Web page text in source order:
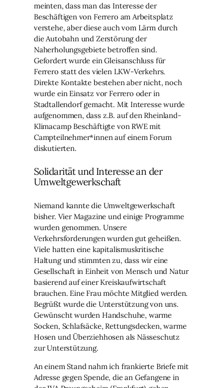
meinten, dass man das Interesse der
Beschäftigen von Ferrero am Arbeitsplatz
verstehe, aber diese auch vom Lärm durch
die Autobahn und Zerstörung der
Naherholungsgebiete betroffen sind.
Gefordert wurde ein Gleisanschluss für
Ferrero statt des vielen LKW-Verkehrs.
Direkte Kontakte bestehen aber nicht, noch
wurde ein Einsatz vor Ferrero oder in
Stadtallendorf gemacht. Mit Interesse wurde
aufgenommen, dass z.B. auf den Rheinland-
Klimacamp Beschäftigte von RWE mit
Campteilnehmer*innen auf einem Forum
diskutierten.
Solidarität und Interesse an der
Umweltgewerkschaft
Niemand kannte die Umweltgewerkschaft
bisher. Vier Magazine und einige Programme
wurden genommen. Unsere
Verkehrsforderungen wurden gut geheißen.
Viele hatten eine kapitalismuskritische
Haltung und stimmten zu, dass wir eine
Gesellschaft in Einheit von Mensch und Natur
basierend auf einer Kreiskaufwirtschaft
brauchen. Eine Frau möchte Mitglied werden.
Begrüßt wurde die Unterstützung von uns.
Gewünscht wurden Handschuhe, warme
Socken, Schlafsäcke, Rettungsdecken, warme
Hosen und Überziehhosen als Nässeschutz
zur Unterstützung.
An einem Stand nahm ich frankierte Briefe mit
Adresse gegen Spende, die an Gefangene in